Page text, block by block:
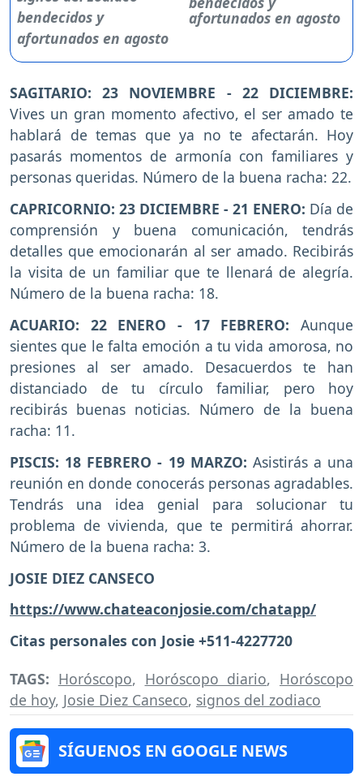
afortunados en agosto
SAGITARIO: 23 NOVIEMBRE - 22 DICIEMBRE:
Vives un gran momento afectivo, el ser amado te
hablará de temas que ya no te afectarán. Hoy
pasarás momentos de armonía con familiares y
personas queridas. Número de la buena racha: 22.
CAPRICORNIO: 23 DICIEMBRE - 21 ENERO: Día de
comprensión y buena comunicación, tendrás
detalles que emocionarán al ser amado. Recibirás
la visita de un familiar que te llenará de alegría.
Número de la buena racha: 18.
ACUARIO: 22 ENERO - 17 FEBRERO: Aunque
sientes que le falta emoción a tu vida amorosa, no
presiones al ser amado. Desacuerdos te han
distanciado de tu círculo familiar, pero hoy
recibirás buenas noticias. Número de la buena
racha: 11.
PISCIS: 18 FEBRERO - 19 MARZO: Asistirás a una
reunión en donde conocerás personas agradables.
Tendrás una idea genial para solucionar tu
problema de vivienda, que te permitirá ahorrar.
Número de la buena racha: 3.
JOSIE DIEZ CANSECO
https://www.chateaconjosie.com/chatapp/
Citas personales con Josie +511-4227720
TAGS: Horóscopo, Horóscopo diario, Horóscopo
de hoy, Josie Diez Canseco, signos del zodiaco
SÍGUENOS EN GOOGLE NEWS